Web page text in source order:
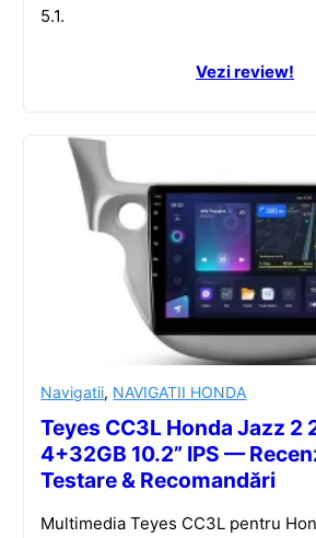
5.1.
Vezi review!
Navigatii, NAVIGATII HONDA
Teyes CC3L Honda Jazz 2
4+32GB 10.2” IPS —
Testare & Recomandări
Multimedia Teyes CC3L pentru